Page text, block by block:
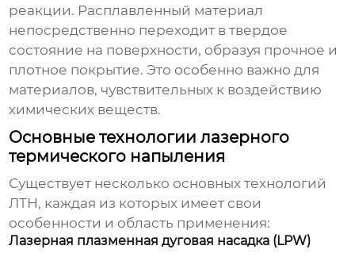
реакции. Расплавленный материал
непосредственно переходит в твердое
состояние на поверхности, образуя прочное и
плотное покрытие. Это особенно важно для
материалов, чувствительных к воздействию
химических веществ.
Основные технологии лазерного
термического напыления
Существует несколько основных технологий
ЛТН, каждая из которых имеет свои
особенности и область применения:
Лазерная плазменная дуговая насадка (LPW)